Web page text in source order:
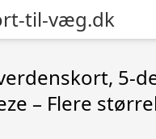
til-væg.dk
verdenskort, 5-
– Flere